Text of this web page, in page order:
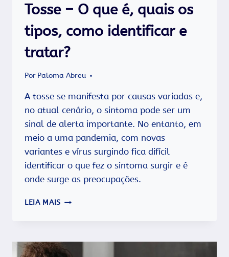
Tosse – O que é, quais os
tipos, como identificar e
tratar?
Por Paloma Abreu
A tosse se manifesta por causas variadas e,
no atual cenário, o sintoma pode ser um
sinal de alerta importante. No entanto, em
meio a uma pandemia, com novas
variantes e vírus surgindo fica difícil
identificar o que fez o sintoma surgir e é
onde surge as preocupações.
LEIA MAIS TOSSE
É,
QUAIS